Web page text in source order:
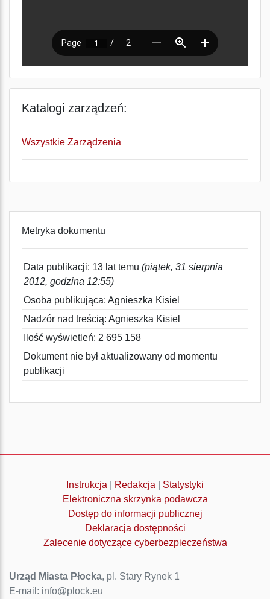
Katalogi zarządzeń:
Wszystkie Zarządzenia
Metryka dokumentu
Data publikacji: 13 lat temu (piątek, 31 sierpnia
2012, godzina 12:55)
Osoba publikująca: Agnieszka Kisiel
Nadzór nad treścią: Agnieszka Kisiel
Ilość wyświetleń: 2 695 158
Dokument nie był aktualizowany od momentu
publikacji
Instrukcja Redakcja
Statystyki
Elektroniczna skrzynka podawcza
Dostęp do informacji publicznej
Deklaracja dostępności
Zalecenie dotyczące cyberbezpieczeństwa
Urząd Miasta Płocka, pl. Stary Rynek 1
E-mail: info@plock.eu